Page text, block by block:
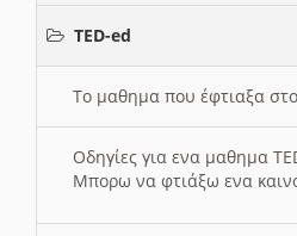
TED-ed
Το μαθημα που έφτιαξα
Οδηγίες για ενα μαθημα
Μπορω να φτιάξω ενα